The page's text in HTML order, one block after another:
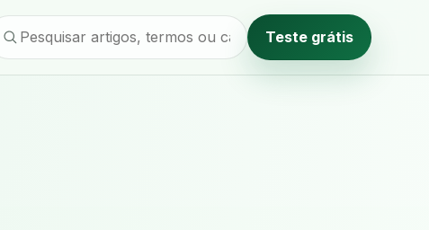
Método editorial Teste grátis